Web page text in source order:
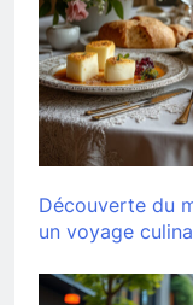
Découverte du
un voyage